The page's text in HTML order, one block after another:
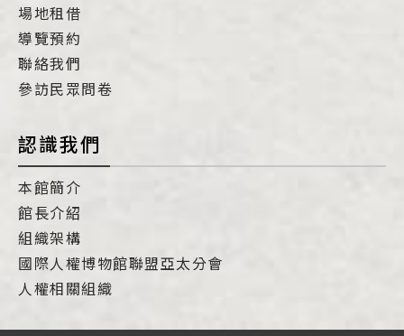
場地租借
導覽預約
聯絡我們
參訪民眾問卷
認識我們
本館簡介
館長介紹
組織架構
國際人權博物館聯盟亞太分會
人權相關組織